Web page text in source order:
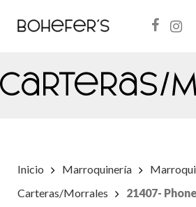
content
Inicio Marroquinería
Carteras/Morrales
21407-
Carteras/